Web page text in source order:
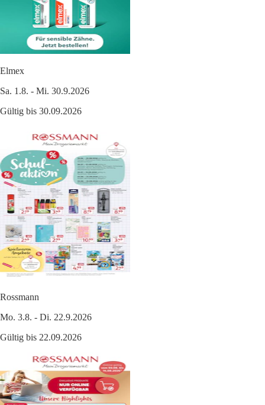
Elmex
Sa. 1.8. - Mi. 30.9.2026
Gültig bis 30.09.2026
Rossmann
Mo. 3.8. - Di. 22.9.2026
Gültig bis 22.09.2026